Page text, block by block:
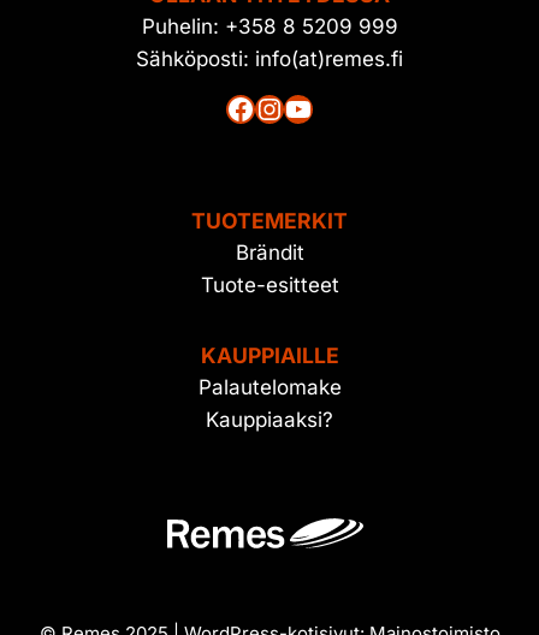
Puhelin: +358 8 5209 999
Sähköposti: info(at)remes.fi
Facebook
Instagram
YouTube
TUOTEMERKIT
Brändit
Tuote-esitteet
KAUPPIAILLE
Palautelomake
Kauppiaaksi?